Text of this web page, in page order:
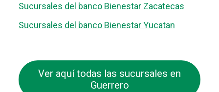
Sucursales del banco Bienestar Zacatecas
Sucursales del banco Bienestar Yucatan
Ver aquí todas las sucursales en
Guerrero